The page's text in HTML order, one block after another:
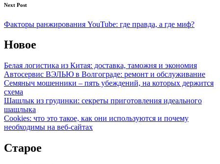
Next Post
Факторы ранжирования YouTube: где правда, а где миф?
Новое
Белая логистика из Китая: доставка, таможня и экономия
Автосервис ВЭЛЬЮ в Волгограде: ремонт и обслуживание
Семяныч мошенники – пять убеждений, на которых держится
схема
Шашлык из грудинки: секреты приготовления идеального
шашлыка
Cookies: что это такое, как они используются и почему
необходимы на веб-сайтах
Старое